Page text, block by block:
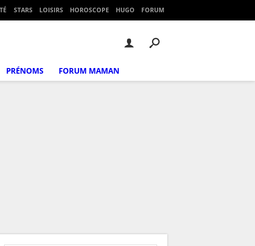
STARS LOISIRS HOROSCOPE HUGO FORUM
PRÉNOMS FORUM MAMAN